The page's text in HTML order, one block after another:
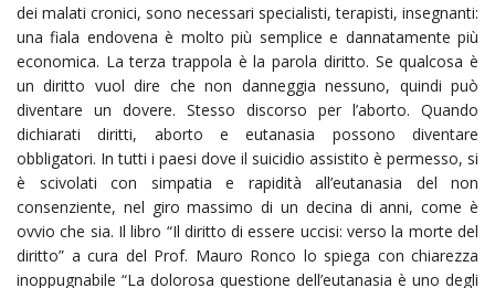
dei malati cronici, sono necessari specialisti, terapisti, insegnanti:
una fiala endovena è molto più semplice e dannatamente più
economica. La terza trappola è la parola diritto. Se qualcosa è
un diritto vuol dire che non danneggia nessuno, quindi può
diventare un dovere. Stesso discorso per l’aborto. Quando
dichiarati diritti, aborto e eutanasia possono diventare
obbligatori. In tutti i paesi dove il suicidio assistito è permesso, si
è scivolati con simpatia e rapidità all’eutanasia del non
consenziente, nel giro massimo di un decina di anni, come è
ovvio che sia. Il libro “Il diritto di essere uccisi: verso la morte del
diritto” a cura del Prof. Mauro Ronco lo spiega con chiarezza
inoppugnabile “La dolorosa questione dell’eutanasia è uno degli